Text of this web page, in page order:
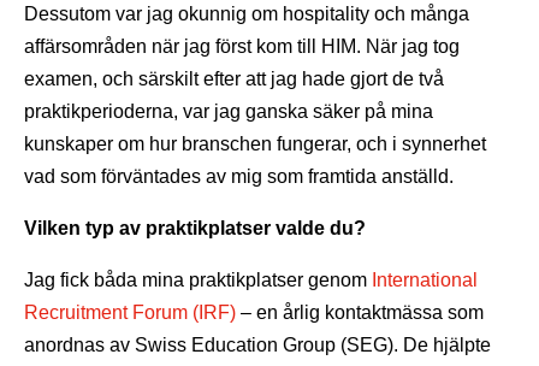
Dessutom var jag okunnig om hospitality och många
affärsområden när jag först kom till HIM. När jag tog
examen, och särskilt efter att jag hade gjort de två
praktikperioderna, var jag ganska säker på mina
kunskaper om hur branschen fungerar, och i synnerhet
vad som förväntades av mig som framtida anställd.
Vilken typ av praktikplatser valde du?
Jag fick båda mina praktikplatser genom International
Recruitment Forum (IRF) – en årlig kontaktmässa som
anordnas av Swiss Education Group (SEG). De hjälpte